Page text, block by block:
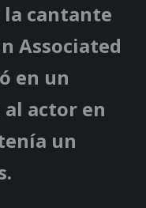
cantante
Associated
en un
actor en
un